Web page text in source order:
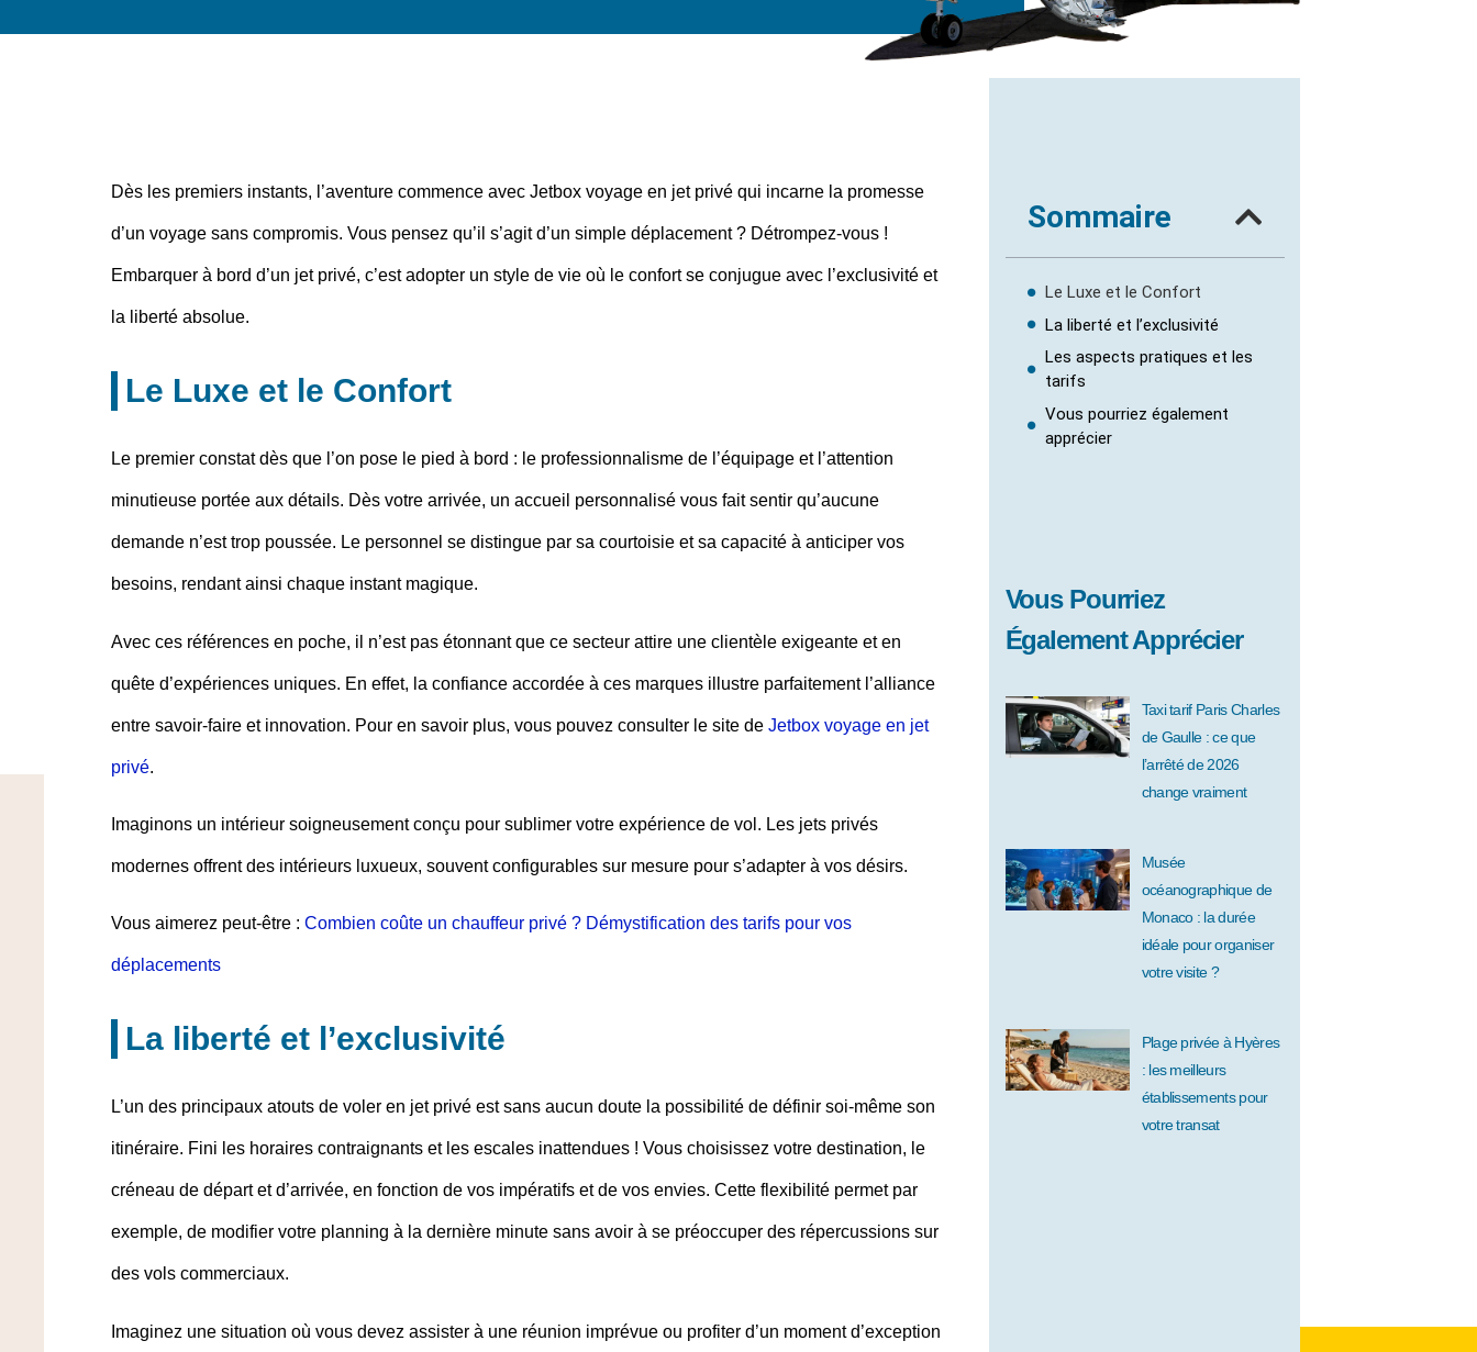
Dès les premiers instants, l’aventure commence avec Jetbox voyage en jet privéqui incarne la promesse
d’un voyage sans compromis. Vous pensez qu’il s’agit d’un simple déplacement ? Détrompez-vous !
Embarquer à bord d’un jet privé, c’est adopter un style de vie où le confort se conjugue avec l’exclusivité et
la liberté absolue.
Le Luxe et le Confort
Le premier constat dès que l’on pose le pied à bord : le professionnalismede l’équipage et l’attention
minutieuse portée aux détails. Dès votre arrivée, un accueil personnalisé vous fait sentir qu’aucune
demande n’est trop poussée. Le personnel se distingue par sa courtoisie et sa capacité à anticiper vos
besoins, rendant ainsi chaque instant magique.
Avec ces références en poche, il n’est pas étonnant que ce secteur attire une clientèle exigeante et en
quête d’expériences uniques. En effet, la confiance accordée à ces marques illustre parfaitement l’alliance
entre savoir-faire et innovation. Pour en savoir plus, vous pouvez consulter le site de Jetbox voyage en jet
privé.
Imaginons un intérieur soigneusement conçu pour sublimer votreexpérience de vol . Les jets privés
modernes offrent des intérieurs luxueux, souvent configurables sur mesure pour s’adapter à vos désirs.
Vous aimerez peut-être : Combien coûte un chauffeur privé ? Démystification des tarifs pour vos
déplacements
La liberté et l’exclusivité
L’un des principaux atouts de voler en jet privé est sans aucun doute la possibilité de définir soi-même son
itinéraire. Fini les horaires contraignants et les escales inattendues ! Vous choisissez votre destination, le
créneau de départ et d’arrivée, en fonction de vos impératifs et de vos envies. Cette flexibilité permet par
exemple, de modifier votre planning à la dernière minute sans avoir à se préoccuper des répercussions sur
des vols commerciaux.
Imaginez une situation où vous devez assister à une réunion imprévue ou profiter d’un moment d’exception
Sommaire
Le Luxe et le Confort
La liberté et l’exclusivité
Les aspects pratiques et les
tarifs
Vous pourriez également
apprécier
Vous Pourriez
Également Apprécier
Taxi tarif Paris Charles
de Gaulle : ce que
l’arrêté de 2026
change vraiment
Musée
océanographique de
Monaco : la durée
idéale pour organiser
votre visite ?
Plage privée à Hyères
: les meilleurs
établissements pour
votre transat